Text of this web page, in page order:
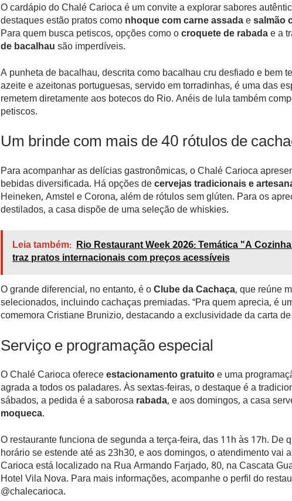
O cardápio do Chalé Carioca é um convite a explorar sabores
destaques estão pratos comonhoque com carne assadaesalmão
Para quem busca petiscos, opções como ocroquete de rabadae a
de bacalhausão imperdíveis.
A punheta de bacalhau, descrita como bacalhau cru desfiado e bem
azeite e azeitonas portuguesas, servido em torradinhas, é uma das
remetem diretamente aos botecos do Rio. Anéis de lula também
petiscos.
Um brinde com mais de 40 rótulos de
Para acompanhar as delícias gastronômicas, o Chalé Carioca
bebidas diversificada. Há opções decervejas tradicionais e
Heineken, Amstel e Corona, além de rótulos sem glúten. Para os
destilados, a casa dispõe de uma seleção de whiskies.
Leia também: Rio Restaurant Week 2026: Temática "A
traz pratos internacionais com preços acessíveis
O grande diferencial, no entanto, é oClube da Cachaça, que reúne
selecionados, incluindo cachaças premiadas. “Pra quem aprecia, é
comemora Cristiane Brunizio, destacando a exclusividade da carta
Serviço e programação especial
O Chalé Carioca ofereceestacionamento gratuitoe uma
agrada a todos os paladares. Às sextas-feiras, o destaque é a
sábados, a pedida é a saborosarabada, e aos domingos, a casa
moqueca.
O restaurante funciona de segunda a terça-feira, das 11h às 17h. De
horário se estende até as 23h30, e aos domingos, o atendimento vai
Carioca está localizado na Rua Armando Farjado, 80, na Cascata
Hotel Vila Nova. Para mais informações, acompanhe o perfil do
@chalecarioca.